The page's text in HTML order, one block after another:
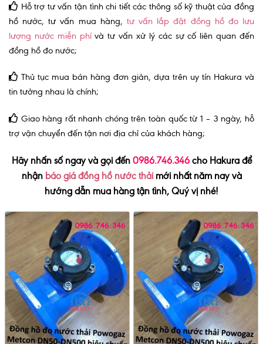
Hỗ trợ tư vấn tận tình chi tiết các thông số kỹ thuật của đồng
hồ nước, tư vấn mua hàng, tư vấn lắp đặt đồng hồ đo lưu
lượng nước miễn phí và tư vấn xử lý các sự cố liên quan đến
đồng hồ đo nước;
Thủ tục mua bán hàng đơn giản, dựa trên uy tín Hakura và
tin tưởng nhau là chính;
Giao hàng rất nhanh chóng trên toàn quốc từ 1 – 3 ngày, hỗ
trợ vận chuyển đến tận nơi địa chỉ của khách hàng;
Hãy nhấn số ngay và gọi đến 0986.746.346cho Hakurađể
nhận báo giá đồng hồ nước thảimới nhất năm nay và
hướng dẫn mua hàng tận tình, Quý vị nhé!